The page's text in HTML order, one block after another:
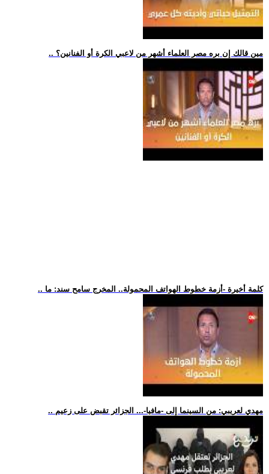
.. مين قالك إن بره مصر العلماء أشهر من لاعبي الكرة أو الفنانين؟
.. كلمة أخيرة -أزمة خطوط الهواتف المحمولة.. المخرج سامح سند: ما
.. مهدي لعريبي: من السينما إلى -مافيا-... الجزائر تقبض على زعيم